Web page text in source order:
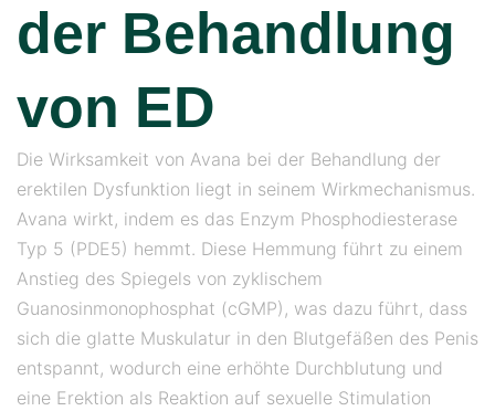
der Behandlung
von ED
Die Wirksamkeit von Avana bei der Behandlung der
erektilen Dysfunktion liegt in seinem Wirkmechanismus.
Avana wirkt, indem es das Enzym Phosphodiesterase
Typ 5 (PDE5) hemmt. Diese Hemmung führt zu einem
Anstieg des Spiegels von zyklischem
Guanosinmonophosphat (cGMP), was dazu führt, dass
sich die glatte Muskulatur in den Blutgefäßen des Penis
entspannt, wodurch eine erhöhte Durchblutung und
eine Erektion als Reaktion auf sexuelle Stimulation